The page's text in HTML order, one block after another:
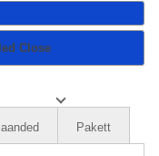
Close
Pakett